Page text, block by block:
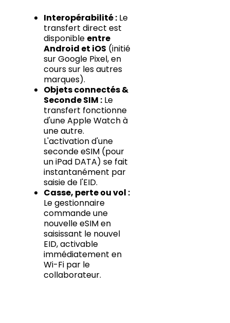
Interopérabilité :Le
transfert direct est
disponible entre
Android et iOS (initié
sur Google Pixel, en
cours sur les autres
marques).
Objets connectés &
Seconde SIM :Le
transfert fonctionne
d'une Apple Watch à
une autre.
L'activation d'une
seconde eSIM (pour
un iPad DATA) se fait
instantanément par
saisie de l'EID.
Casse, perte ou vol :
Le gestionnaire
commande une
nouvelle eSIM en
saisissant le nouvel
EID, activable
immédiatement en
Wi-Fi par le
collaborateur.